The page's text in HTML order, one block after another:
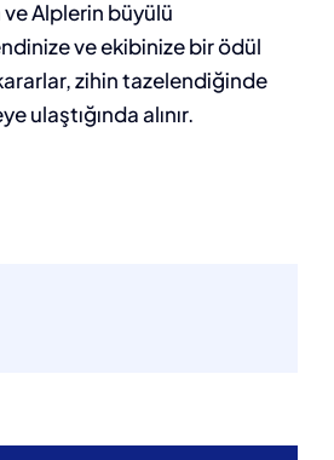
ve Alplerin büyülü
ve ekibinize bir ödül
zihin tazelendiğinde
ulaştığında alınır.